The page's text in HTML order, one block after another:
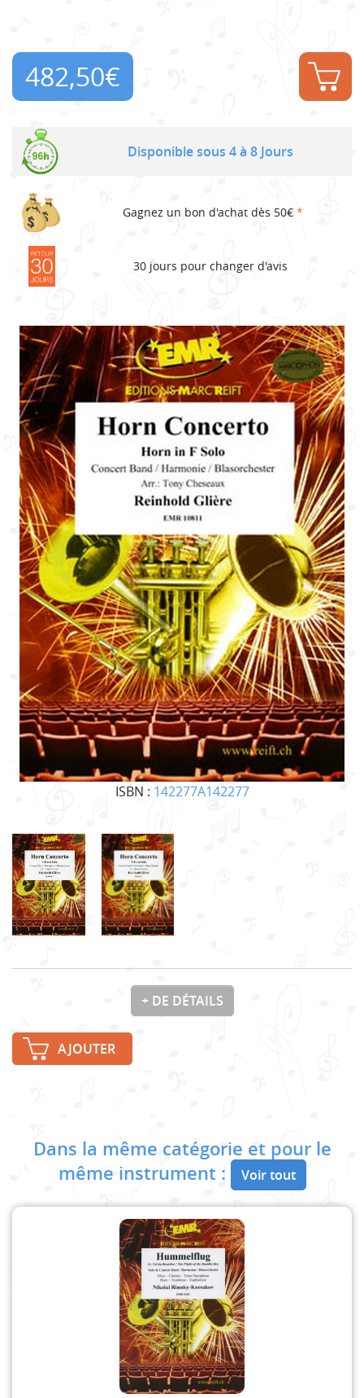
ISBN : 142277A142277
482,50€
Disponible sous 4 à 8 Jours
Gagnez un bon d'achat dès 50€ *
30 jours pour changer d'avis
+ DE DÉTAILS
AJOUTER
Dans la même catégorie et pour le
même instrument :
Voir tout